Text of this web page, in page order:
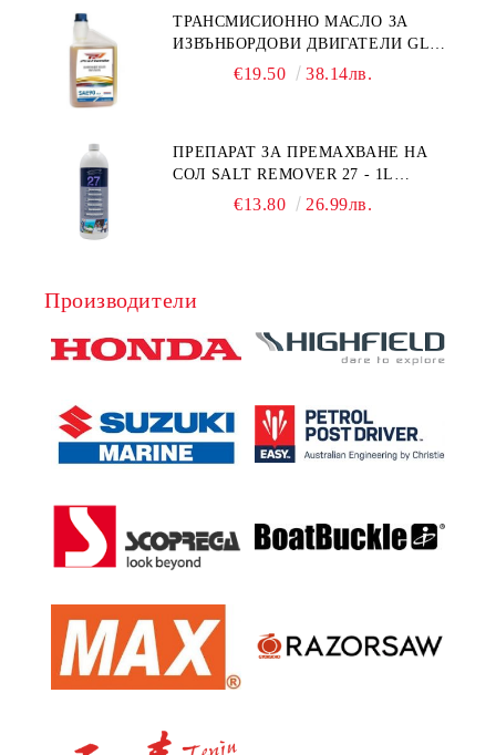
ТРАНСМИСИОННО МАСЛО ЗА
ИЗВЪНБОРДОВИ ДВИГАТЕЛИ GL4
HONDA MARINE 08251-999-102PRO
€19.50 38.14лв.
ПРЕПАРАТ ЗА ПРЕМАХВАНЕ НА
СОЛ SALT REMOVER 27 - 1L
NAUTIC CLEAN
€13.80 26.99лв.
Производители